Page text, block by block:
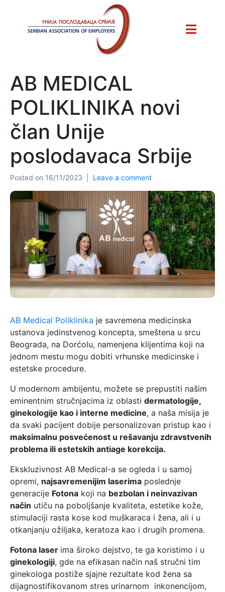
AB MEDICAL
POLIKLINIKA novi
član Unije
poslodavaca Srbije
Posted on 16/11/2023 Leave a comment
AB Medical Poliklinika je savremena medicinska
ustanova jedinstvenog koncepta, smeštena u srcu
Beograda, na Dorćolu, namenjena klijentima koji na
jednom mestu mogu dobiti vrhunske medicinske i
estetske procedure.
U modernom ambijentu, možete se prepustiti našim
eminentnim stručnjacima iz oblasti dermatologije,
ginekologije kao i interne medicine, a naša misija je
da svaki pacijent dobije personalizovan pristup kao i
maksimalnu posvećenost u rešavanju zdravstvenih
problema ili estetskih antiage korekcija.
Ekskluzivnost AB Medical-a se ogleda i u samoj
opremi, najsavremenijim laserima poslednje
generacije Fotona koji na bezbolan i neinvazivan
način utiču na poboljšanje kvaliteta, estetike kože,
stimulaciji rasta kose kod muškaraca i žena, ali i u
otkanjanju ožiljaka, keratoza kao i drugih promena.
Fotona laser ima široko dejstvo, te ga koristimo i u
ginekologiji, gde na efikasan način naš stručni tim
ginekologa postiže sjajne rezultate kod žena sa
dijagnostifikovanom stres urinarnom inkonencijom,